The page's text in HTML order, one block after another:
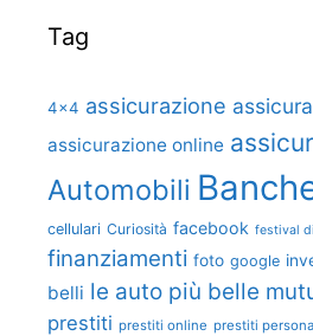
Tag
4x4 assicurazione
assicurazione online
Automobili
cellulari Curiosità facebook festival
finanziamenti foto google
belli le auto più belle
prestiti prestiti online prestiti